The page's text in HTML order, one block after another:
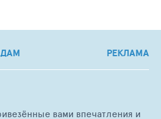
РЕКЛАМА
вами впечатления и